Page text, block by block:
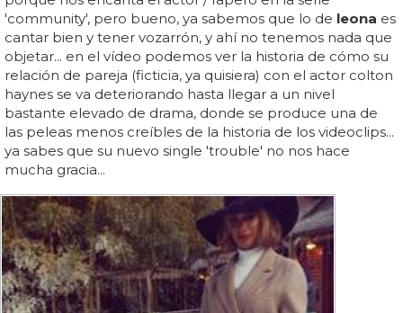
'community', pero bueno, ya sabemos que lo de leona es
cantar bien y tener vozarrón, y ahí no tenemos nada que
objetar... en el vídeo podemos ver la historia de cómo su
relación de pareja (ficticia, ya quisiera) con el actor colton
haynes se va deteriorando hasta llegar a un nivel
bastante elevado de drama, donde se produce una de
las peleas menos creíbles de la historia de los videoclips...
ya sabes que su nuevo single 'trouble' no nos hace
mucha gracia...